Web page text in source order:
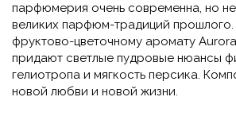
парфюмерия очень современна, но
великих парфюм-традиций
фруктово-цветочному аромату
придают светлые пудровые нюансы
гелиотропа и мягкость персика.
новой любви и новой жизни.